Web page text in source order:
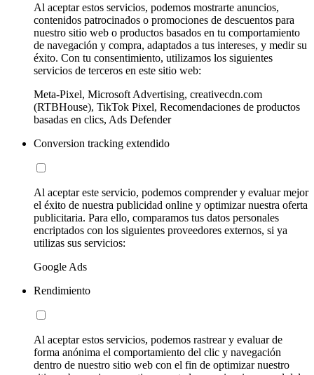
Al aceptar estos servicios, podemos mostrarte anuncios,
contenidos patrocinados o promociones de descuentos para
nuestro sitio web o productos basados en tu comportamiento
de navegación y compra, adaptados a tus intereses, y medir su
éxito. Con tu consentimiento, utilizamos los siguientes
servicios de terceros en este sitio web:
Meta-Pixel, Microsoft Advertising, creativecdn.com
(RTBHouse), TikTok Pixel, Recomendaciones de productos
basadas en clics, Ads Defender
Conversion tracking extendido
Al aceptar este servicio, podemos comprender y evaluar mejor
el éxito de nuestra publicidad online y optimizar nuestra oferta
publicitaria. Para ello, comparamos tus datos personales
encriptados con los siguientes proveedores externos, si ya
utilizas sus servicios:
Google Ads
Rendimiento
Al aceptar estos servicios, podemos rastrear y evaluar de
forma anónima el comportamiento del clic y navegación
dentro de nuestro sitio web con el fin de optimizar nuestro